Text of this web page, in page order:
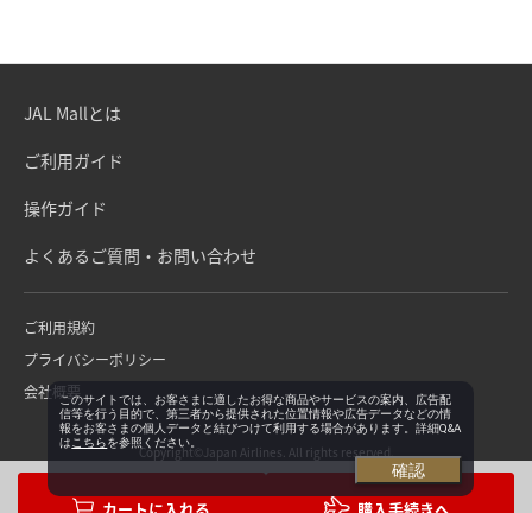
JAL Mallとは
ご利用ガイド
操作ガイド
よくあるご質問・お問い合わせ
ご利用規約
プライバシーポリシー
会社概要
Copyright©Japan Airlines. All rights reserved.
このサイトでは、お客さまに適したお得な商品やサービスの案内、広告配
信等を行う目的で、第三者から提供された位置情報や広告データなどの情
報をお客さまの個人データと結びつけて利用する場合があります。詳細Q&A
は こちらを参照ください。
確認